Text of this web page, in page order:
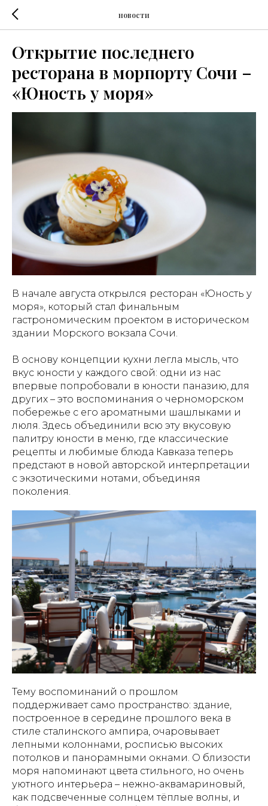
новости
Открытие последнего
ресторана в морпорту Сочи –
«Юность у моря»
В начале августа открылся ресторан «Юность у
моря», который стал финальным
гастрономическим проектом в историческом
здании Морского вокзала Сочи.
В основу концепции кухни легла мысль, что
вкус юности у каждого свой: одни из нас
впервые попробовали в юности паназию, для
других – это воспоминания о черноморском
побережье с его ароматными шашлыками и
люля. Здесь объединили всю эту вкусовую
палитру юности в меню, где классические
рецепты и любимые блюда Кавказа теперь
предстают в новой авторской интерпретации
с экзотическими нотами, объединяя
поколения.
Тему воспоминаний о прошлом
поддерживает само пространство: здание,
построенное в середине прошлого века в
стиле сталинского ампира, очаровывает
лепными колоннами, росписью высоких
потолков и панорамными окнами. О близости
моря напоминают цвета стильного, но очень
уютного интерьера – нежно-аквамариновый,
как подсвеченные солнцем тёплые волны, и